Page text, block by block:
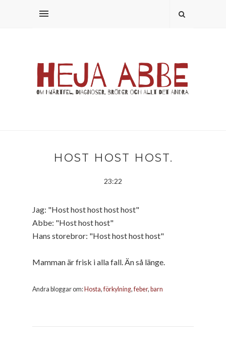
HOST HOST HOST.
23:22
Jag: "Host host host host host"
Abbe: "Host host host"
Hans storebror: "Host host host host"
Mamman är frisk i alla fall. Än så länge.
Andra bloggar om:Hosta,förkylning,feber, barn